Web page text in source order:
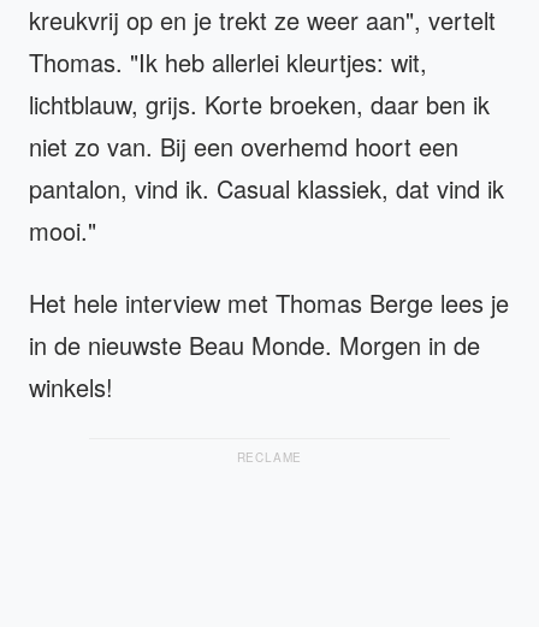
kreukvrij op en je trekt ze weer aan", vertelt
Thomas. "Ik heb allerlei kleurtjes: wit,
lichtblauw, grijs. Korte broeken, daar ben ik
niet zo van. Bij een overhemd hoort een
pantalon, vind ik. Casual klassiek, dat vind ik
mooi."
Het hele interview met Thomas Berge lees je
in de nieuwste Beau Monde. Morgen in de
winkels!
RECLAME